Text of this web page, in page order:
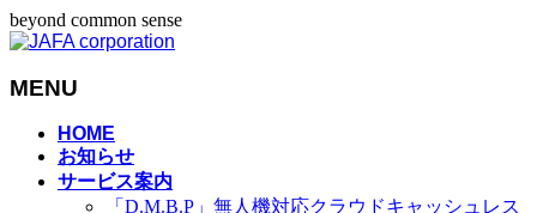
beyond common sense
MENU
HOME
お知らせ
サービス案内
「D.M.B.P」無人機対応クラウドキャッシュレス